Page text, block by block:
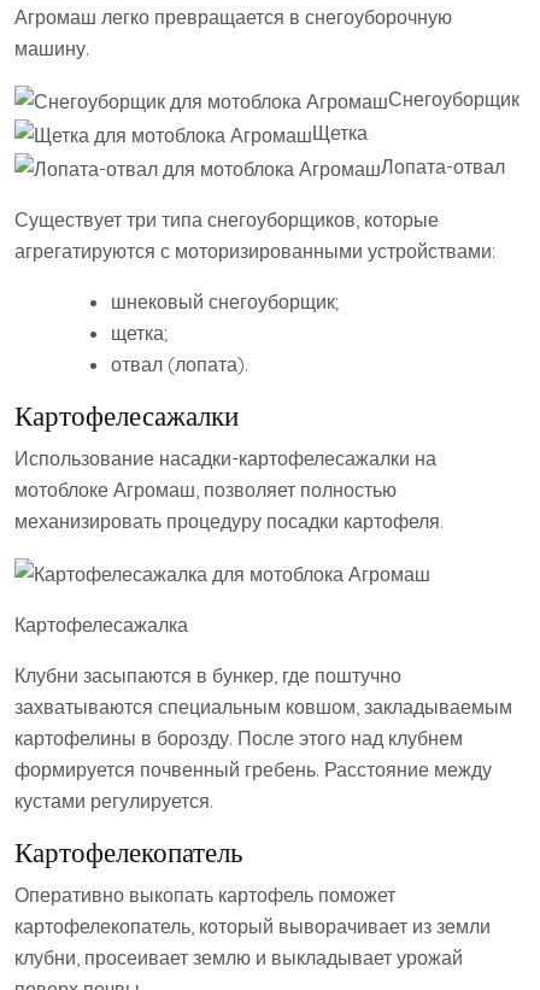
Агромаш легко превращается в снегоуборочную
машину.
Снегоуборщик
Щетка
Лопата-отвал
Существует три типа снегоуборщиков, которые
агрегатируются с моторизированными устройствами:
шнековый снегоуборщик;
щетка;
отвал (лопата).
Картофелесажалки
Использование насадки-картофелесажалки на
мотоблоке Агромаш, позволяет полностью
механизировать процедуру посадки картофеля.
Картофелесажалка
Клубни засыпаются в бункер, где поштучно
захватываются специальным ковшом, закладываемым
картофелины в борозду. После этого над клубнем
формируется почвенный гребень. Расстояние между
кустами регулируется.
Картофелекопатель
Оперативно выкопать картофель поможет
картофелекопатель, который выворачивает из земли
клубни, просеивает землю и выкладывает урожай